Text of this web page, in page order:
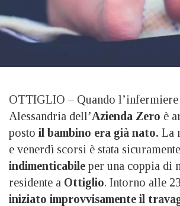
OTTIGLIO – Quando l’infermiere
Alessandria dell’Azienda Zero è
posto il bambino era già nato. La
e venerdì scorsi è stata sicuramente
indimenticabile per una coppia di
residente a Ottiglio. Intorno alle
iniziato improvvisamente il